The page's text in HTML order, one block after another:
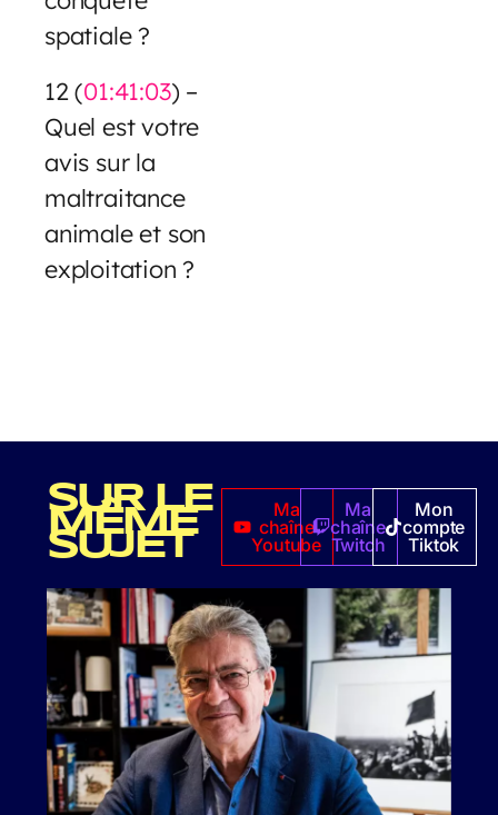
spatiale ?
12 (01:41:03) –
Quel est votre
avis sur la
maltraitance
animale et son
exploitation ?
SUR LE
MÊME
SUJET
Ma
chaîne
Youtube
Ma
chaîne
Twitch
Mon
compte
Tiktok